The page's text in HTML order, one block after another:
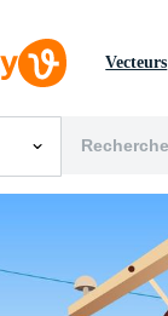
Vecteurs